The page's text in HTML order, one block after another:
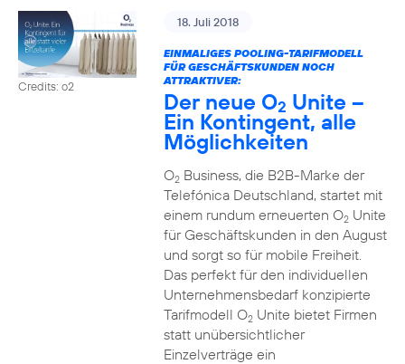
Credits: o2
18. Juli 2018
EINMALIGES POOLING-TARIFMODELL
FÜR GESCHÄFTSKUNDEN NOCH
ATTRAKTIVER:
Der neue O2 Unite –
Ein Kontingent, alle
Möglichkeiten
O2Business, die B2B-Marke der
Telefónica Deutschland, startet mit
einem rundum erneuerten O2Unite
für Geschäftskunden in den August
und sorgt so für mobile Freiheit.
Das perfekt für den individuellen
Unternehmensbedarf konzipierte
Tarifmodell O2Unite bietet Firmen
statt unübersichtlicher
Einzelverträge ein